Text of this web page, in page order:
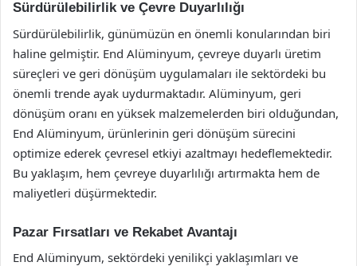
Sürdürülebilirlik ve Çevre Duyarlılığı
Sürdürülebilirlik, günümüzün en önemli konularından biri
haline gelmiştir. End Alüminyum, çevreye duyarlı üretim
süreçleri ve geri dönüşüm uygulamaları ile sektördeki bu
önemli trende ayak uydurmaktadır. Alüminyum, geri
dönüşüm oranı en yüksek malzemelerden biri olduğundan,
End Alüminyum, ürünlerinin geri dönüşüm sürecini
optimize ederek çevresel etkiyi azaltmayı hedeflemektedir.
Bu yaklaşım, hem çevreye duyarlılığı artırmakta hem de
maliyetleri düşürmektedir.
Pazar Fırsatları ve Rekabet Avantajı
End Alüminyum, sektördeki yenilikçi yaklaşımları ve